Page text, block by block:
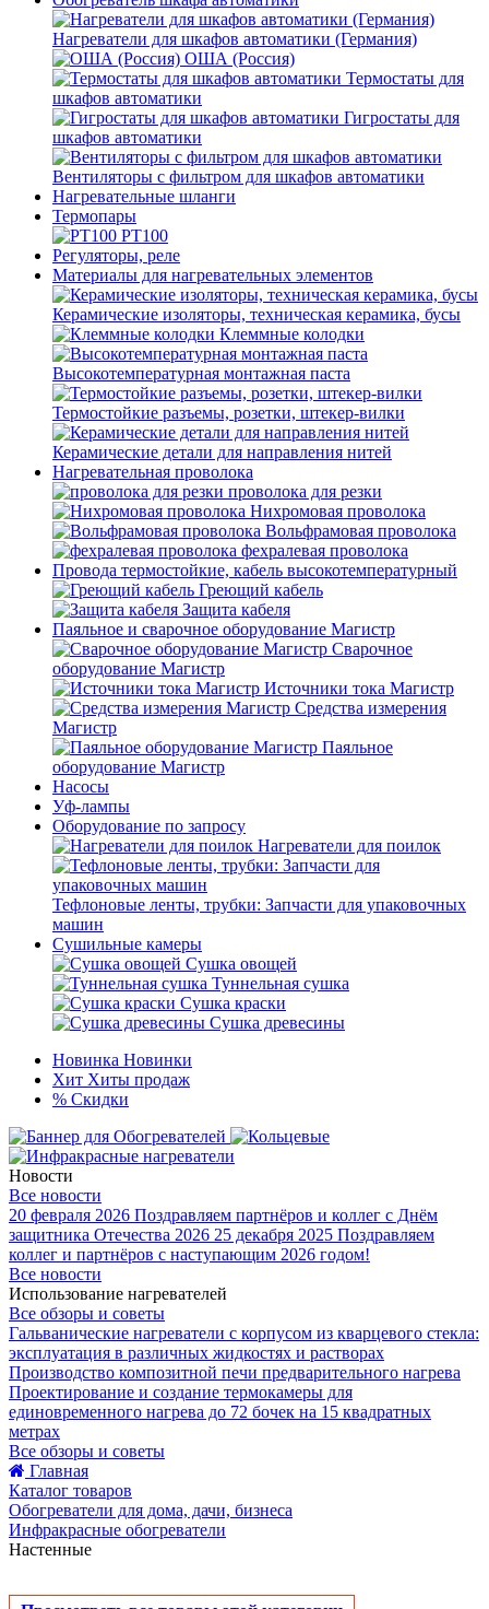
Нагреватели для шкафов автоматики (Германия)
ОША (Россия)
Термостаты для
шкафов автоматики
Гигростаты для
шкафов автоматики
Вентиляторы с фильтром для шкафов автоматики
Нагревательные шланги
Термопары
PT100
Регуляторы, реле
Материалы для нагревательных элементов
Керамические изоляторы, техническая керамика, бусы
Клеммные колодки
Высокотемпературная монтажная паста
Термостойкие разъемы, розетки, штекер-вилки
Керамические детали для направления нитей
Нагревательная проволока
проволока для резки
Нихромовая проволока
Вольфрамовая проволока
фехралевая проволока
Провода термостойкие, кабель высокотемпературный
Греющий кабель
Защита кабеля
Паяльное и сварочное оборудование Магистр
Сварочное
оборудование Магистр
Источники тока Магистр
Средства измерения
Магистр
Паяльное
оборудование Магистр
Насосы
Уф-лампы
Оборудование по запросу
Нагреватели для поилок
Тефлоновые ленты, трубки: Запчасти для упаковочных
машин
Сушильные камеры
Сушка овощей
Туннельная сушка
Сушка краски
Сушка древесины
Новинка Новинки
Хит Хиты продаж
% Скидки
Новости
Все новости
20 февраля 2026 Поздравляем партнёров и коллег с Днём
защитника Отечества 2026 25 декабря 2025 Поздравляем
коллег и партнёров с наступающим 2026 годом!
Все новости
Использование нагревателей
Все обзоры и советы
Гальванические нагреватели с корпусом из кварцевого стекла:
эксплуатация в различных жидкостях и растворах
Производство композитной печи предварительного нагрева
Проектирование и создание термокамеры для
единовременного нагрева до 72 бочек на 15 квадратных
метрах
Все обзоры и советы
Главная
Каталог товаров
Обогреватели для дома, дачи, бизнеса
Инфракрасные обогреватели
Настенные